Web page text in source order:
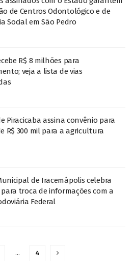
de Centros Odontológico e de
Social em São Pedro
R$ 8 milhões para
veja a lista de vias
Piracicaba assina convênio para
R$ 300 mil para a agricultura
de Iracemápolis celebra
troca de informações com a
Federal
… 4